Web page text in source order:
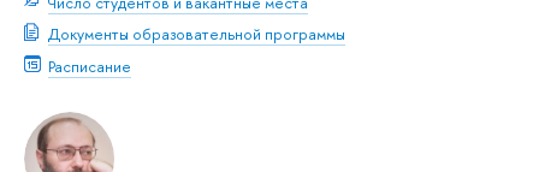
Документы образовательной программы
Расписание